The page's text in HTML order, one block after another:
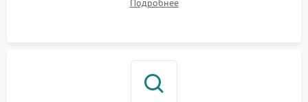
Восстановление целостности проводки и контактов.
Подробнее